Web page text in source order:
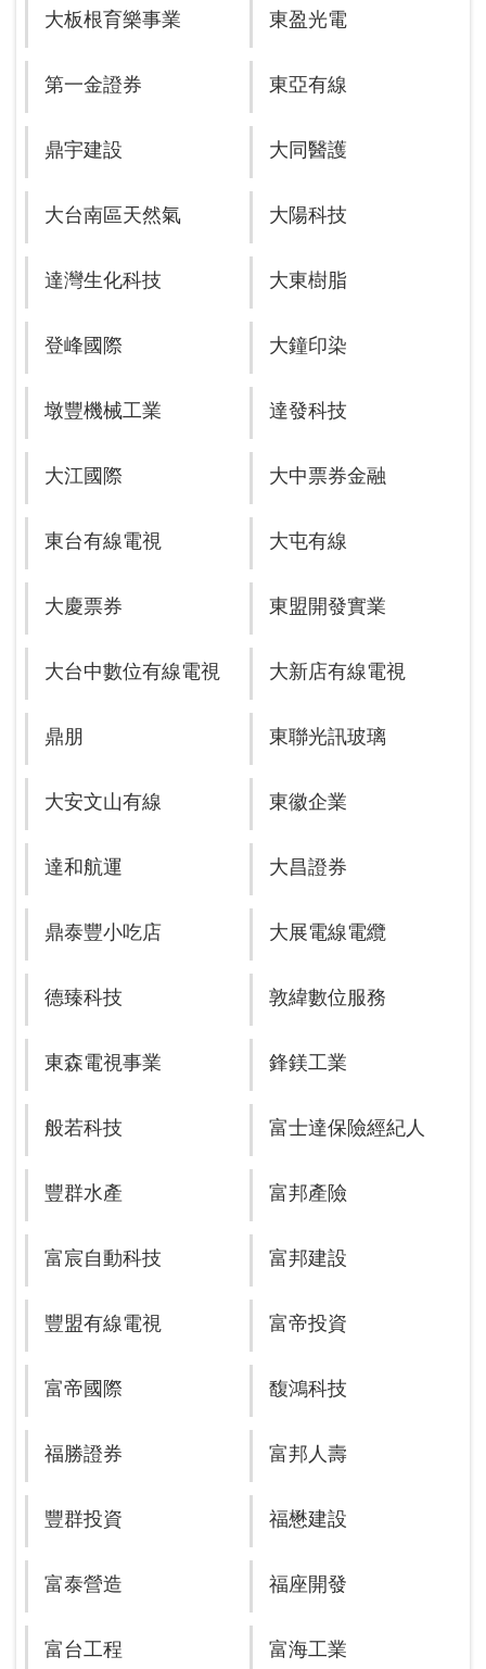
大板根育樂事業 東盈光電
第一金證券 東亞有線
鼎宇建設 大同醫護
大台南區天然氣 大陽科技
達灣生化科技 大東樹脂
登峰國際 大鐘印染
墩豐機械工業 達發科技
大江國際 大中票券金融
東台有線電視 大屯有線
大慶票券 東盟開發實業
大台中數位有線電視 大新店有線電視
鼎朋 東聯光訊玻璃
大安文山有線 東徽企業
達和航運 大昌證券
鼎泰豐小吃店 大展電線電纜
德臻科技 敦緯數位服務
東森電視事業 鋒鎂工業
般若科技 富士達保險經紀人
豐群水產 富邦產險
富宸自動科技 富邦建設
豐盟有線電視 富帝投資
富帝國際 馥鴻科技
福勝證券 富邦人壽
豐群投資 福懋建設
富泰營造 福座開發
富台工程 富海工業